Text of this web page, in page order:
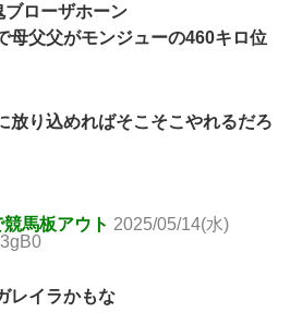
ローザホーン
母父父がモンジューの460キロ位
放り込めればそこそこやれるだろ
馬板アウト 2025/05/14(水)
レイラかもな